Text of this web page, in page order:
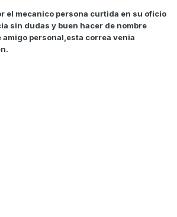
el mecanico persona curtida en su oficio
sin dudas y buen hacer de nombre
amigo personal,esta correa venia